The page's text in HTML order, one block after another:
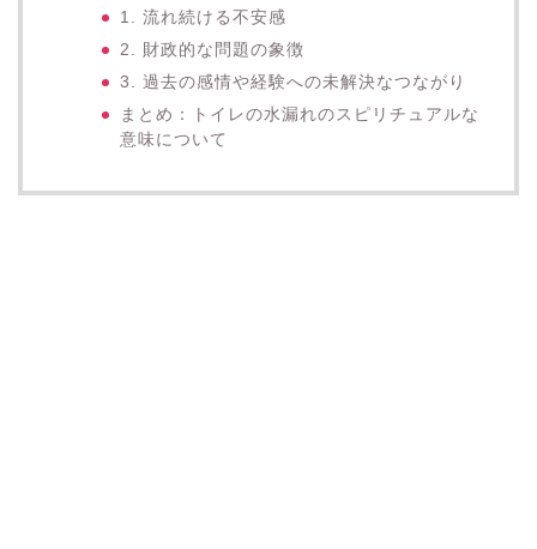
1. 流れ続ける不安感
2. 財政的な問題の象徴
3. 過去の感情や経験への未解決なつながり
まとめ：トイレの水漏れのスピリチュアルな
意味について